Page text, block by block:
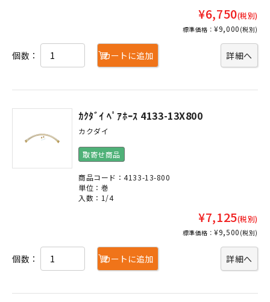
¥6,750(税別)
標準価格：¥9,000 (税別)
詳細へ
個数： カートに追加
ｶｸﾀﾞｲ ﾍﾟｱﾎｰｽ 4133-13X800
カクダイ
取寄せ商品
商品コード：4133-13-800
単位：巻
入数：1/4
¥7,125(税別)
標準価格：¥9,500 (税別)
詳細へ
個数： カートに追加